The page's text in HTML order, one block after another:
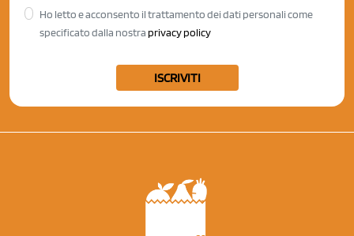
Ho letto e acconsento il trattamento dei dati personali come
specificato dalla nostra privacy policy
ISCRIVITI